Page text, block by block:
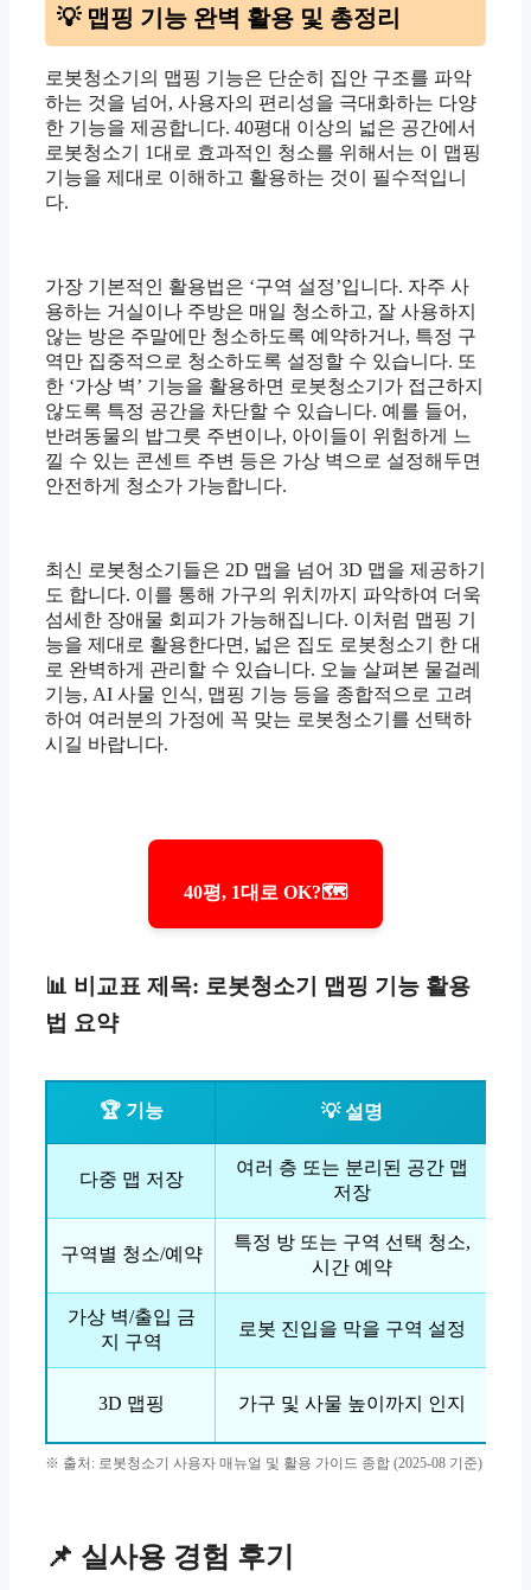
💡 맵핑 기능 완벽 활용 및 총정리
로봇청소기의 맵핑 기능은 단순히 집안 구조를 파악
하는 것을 넘어, 사용자의 편리성을 극대화하는 다양
한 기능을 제공합니다. 40평대 이상의 넓은 공간에서
로봇청소기 1대로 효과적인 청소를 위해서는 이 맵핑
기능을 제대로 이해하고 활용하는 것이 필수적입니
다.
가장 기본적인 활용법은 ‘구역 설정’입니다. 자주 사
용하는 거실이나 주방은 매일 청소하고, 잘 사용하지
않는 방은 주말에만 청소하도록 예약하거나, 특정 구
역만 집중적으로 청소하도록 설정할 수 있습니다. 또
한 ‘가상 벽’ 기능을 활용하면 로봇청소기가 접근하지
않도록 특정 공간을 차단할 수 있습니다. 예를 들어,
반려동물의 밥그릇 주변이나, 아이들이 위험하게 느
낄 수 있는 콘센트 주변 등은 가상 벽으로 설정해두면
안전하게 청소가 가능합니다.
최신 로봇청소기들은 2D 맵을 넘어 3D 맵을 제공하기
도 합니다. 이를 통해 가구의 위치까지 파악하여 더욱
섬세한 장애물 회피가 가능해집니다. 이처럼 맵핑 기
능을 제대로 활용한다면, 넓은 집도 로봇청소기 한 대
로 완벽하게 관리할 수 있습니다. 오늘 살펴본 물걸레
기능, AI 사물 인식, 맵핑 기능 등을 종합적으로 고려
하여 여러분의 가정에 꼭 맞는 로봇청소기를 선택하
시길 바랍니다.
40평, 1대로 OK?🗺️
📊 비교표 제목: 로봇청소기 맵핑 기능 활용
법 요약
🏆 기능 💡 설명
다중 맵 저장
여러 층 또는 분리된 공간 맵
저장
구역별 청소/예약
특정 방 또는 구역 선택 청소,
시간 예약
가상 벽/출입 금
지 구역
로봇 진입을 막을 구역 설정
3D 맵핑 가구 및 사물 높이까지 인지
※ 출처: 로봇청소기 사용자 매뉴얼 및 활용 가이드 종합 (2025-08 기준)
📌 실사용 경험 후기